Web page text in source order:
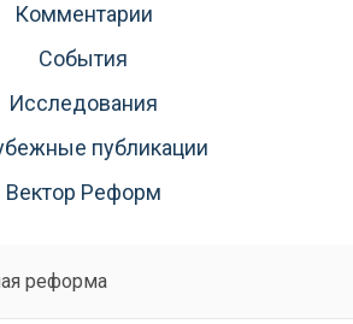
Комментарии
События
Исследования
публикации
Вектор Реформ
реформа